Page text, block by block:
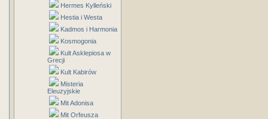
Hermes Kylleński
Hestia i Westa
Kadmos i Harmonia
Kosmogonia
Kult Asklepiosa w
Grecji
Kult Kabirów
Misteria
Eleuzyjskie
Mit Adonisa
Mit Orfeusza